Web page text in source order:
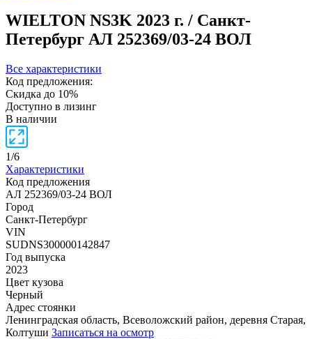
WIELTON NS3K 2023 г. / Санкт-
Петербург АЛ 252369/03-24 ВОЛ
Все характеристики
Код предложения:
Скидка до 10%
Доступно в лизинг
В наличии
1/6
Характеристики
Код предложения
АЛ 252369/03-24 ВОЛ
Город
Санкт-Петербург
VIN
SUDNS300000142847
Год выпуска
2023
Цвет кузова
Черный
Адрес стоянки
Ленинградская область, Всеволожский район, деревня Старая,
Колтуши Записаться на осмотр